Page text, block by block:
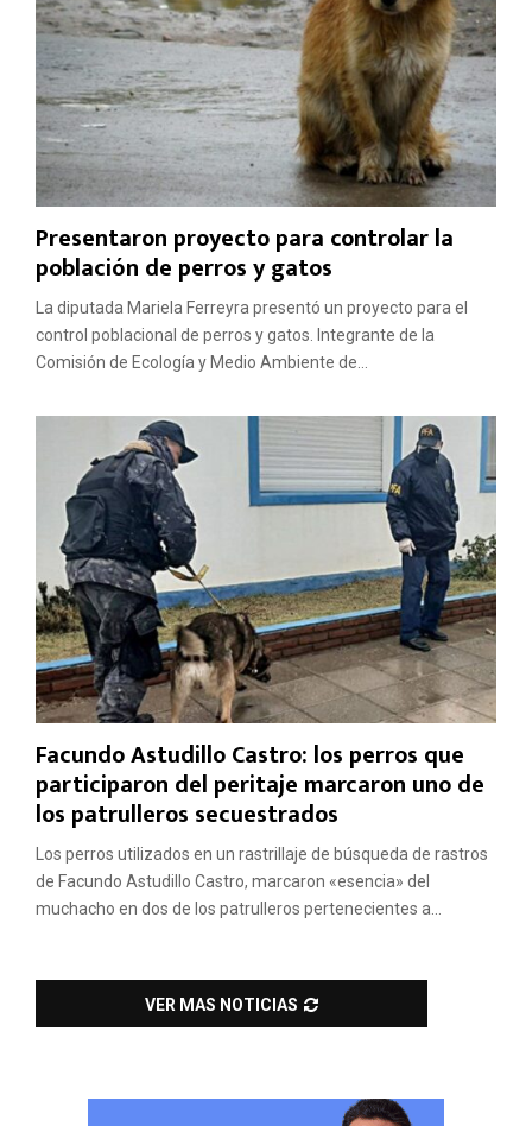
Presentaron proyecto para controlar la
población de perros y gatos
La diputada Mariela Ferreyra presentó un proyecto para el
control poblacional de perros y gatos. Integrante de la
Comisión de Ecología y Medio Ambiente de...
Facundo Astudillo Castro: los perros que
participaron del peritaje marcaron uno de
los patrulleros secuestrados
Los perros utilizados en un rastrillaje de búsqueda de rastros
de Facundo Astudillo Castro, marcaron «esencia» del
muchacho en dos de los patrulleros pertenecientes a...
VER MAS NOTICIAS